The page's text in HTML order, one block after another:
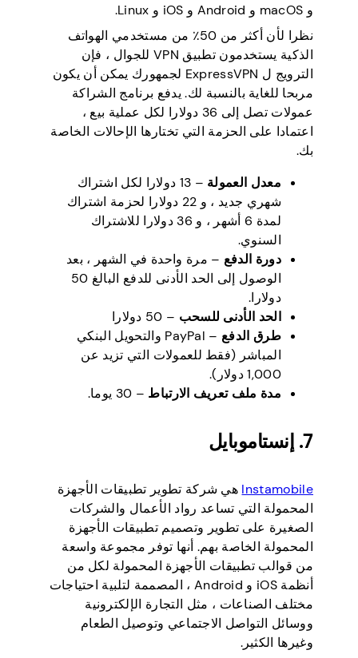
و macOS و Android و iOS و Linux.
نظرا لأن أكثر من 50٪ من مستخدمي الهواتف
الذكية يستخدمون تطبيق VPN للجوال ، فإن
الترويج ل ExpressVPN لجمهورك يمكن أن يكون
مربحا للغاية بالنسبة لك. يدفع برنامج الشراكة
عمولات تصل إلى 36 دولارا لكل عملية بيع ،
اعتمادا على الحزمة التي تختارها الإحالات الخاصة
بك.
معدل العمولة
– 13 دولارا لكل اشتراك
شهري جديد ، و 22 دولارا لحزمة اشتراك
لمدة 6 أشهر ، و 36 دولارا للاشتراك
السنوي.
دورة الدفع – مرة واحدة في الشهر ، بعد
الوصول إلى الحد الأدنى للدفع البالغ 50
دولارا.
الحد الأدنى للسحب – 50 دولارا
طرق الدفع
– PayPal والتحويل البنكي
المباشر (فقط للعمولات التي تزيد عن
1,000 دولار).
مدة ملف تعريف الارتباط – 30 يوما.
7. إنستاموبايل
Instamobile هي شركة تطوير تطبيقات الأجهزة
المحمولة التي تساعد رواد الأعمال والشركات
الصغيرة على تطوير وتصميم تطبيقات الأجهزة
المحمولة الخاصة بهم. أنها توفر مجموعة واسعة
من قوالب تطبيقات الأجهزة المحمولة لكل من
أنظمة iOS و Android ، المصممة لتلبية احتياجات
مختلف الصناعات ، مثل التجارة الإلكترونية
ووسائل التواصل الاجتماعي وتوصيل الطعام
وغيرها الكثير.